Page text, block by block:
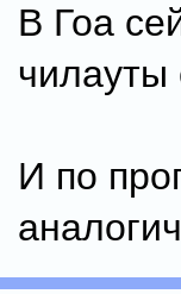
В Гоа
чилауты
И по